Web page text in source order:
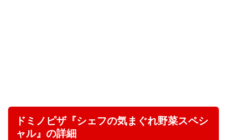
ドミノピザ『シェフの気まぐれ野菜スペシ
ャル』の詳細